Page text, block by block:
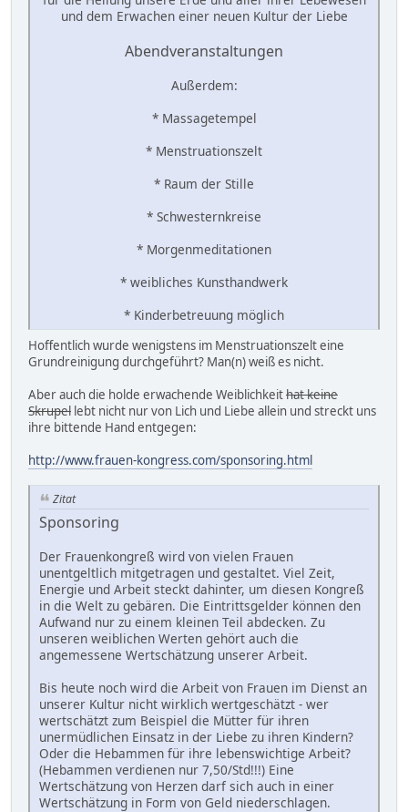
und dem Erwachen einer neuen Kultur der Liebe
Abendveranstaltungen
Außerdem:
* Massagetempel
* Menstruationszelt
* Raum der Stille
* Schwesternkreise
* Morgenmeditationen
* weibliches Kunsthandwerk
* Kinderbetreuung möglich
Hoffentlich wurde wenigstens im Menstruationszelt eine
Grundreinigung durchgeführt? Man(n) weiß es nicht.
Aber auch die holde erwachende Weiblichkeithat keine
Skrupel lebt nicht nur von Lich und Liebe allein und streckt uns
ihre bittende Hand entgegen:
http://www.frauen-kongress.com/sponsoring.html
Zitat
Sponsoring
Der Frauenkongreß wird von vielen Frauen
unentgeltlich mitgetragen und gestaltet. Viel Zeit,
Energie und Arbeit steckt dahinter, um diesen Kongreß
in die Welt zu gebären. Die Eintrittsgelder können den
Aufwand nur zu einem kleinen Teil abdecken. Zu
unseren weiblichen Werten gehört auch die
angemessene Wertschätzung unserer Arbeit.
Bis heute noch wird die Arbeit von Frauen im Dienst an
unserer Kultur nicht wirklich wertgeschätzt - wer
wertschätzt zum Beispiel die Mütter für ihren
unermüdlichen Einsatz in der Liebe zu ihren Kindern?
Oder die Hebammen für ihre lebenswichtige Arbeit?
(Hebammen verdienen nur 7,50/Std!!!) Eine
Wertschätzung von Herzen darf sich auch in einer
Wertschätzung in Form von Geld niederschlagen.